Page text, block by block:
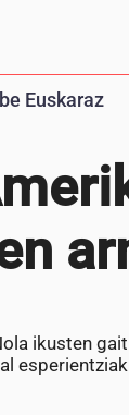
Euskaraz
ikusten